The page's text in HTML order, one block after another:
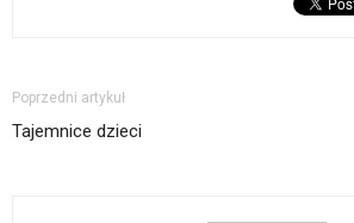
Poprzedni artykuł
Tajemnice dzieci